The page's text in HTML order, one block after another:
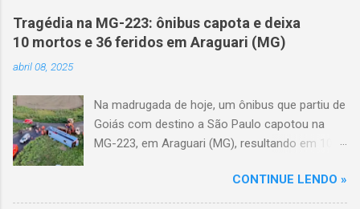
Tragédia na MG-223: ônibus capota e deixa
10 mortos e 36 feridos em Araguari (MG)
abril 08, 2025
Na madrugada de hoje, um ônibus que partiu de
Goiás com destino a São Paulo capotou na
MG-223, em Araguari (MG), resultando em 10
volta das 3h40, próximo ao trevo de Queixinho,
quando o motorista perdeu o controle do
CONTINUE LENDO »